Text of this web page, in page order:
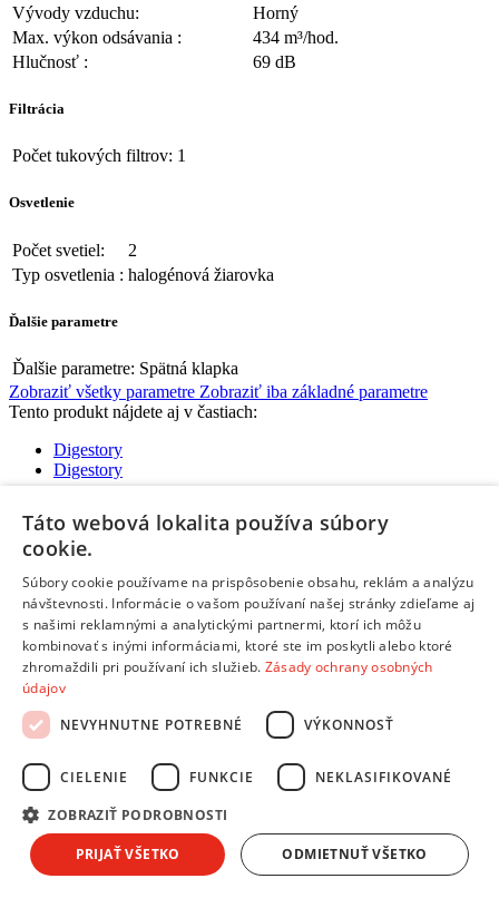
Vývody vzduchu:
Horný
Max. výkon odsávania :
434 m³/hod.
Hlučnosť :
69 dB
Filtrácia
Počet tukových filtrov: 1
Osvetlenie
Počet svetiel:
2
Typ osvetlenia : halogénová žiarovka
Ďalšie parametre
Ďalšie parametre: Spätná klapka
Zobraziť všetky parametre Zobraziť iba základné parametre
Tento produkt nájdete aj v častiach:
Digestory
Digestory
Žiadne dostupné recenzie
Pridať hodnotenie
Hodnotenie produktu: Ariston - Hotpoint HGF 6.5 AM X/HA
nerez vystavený kus
Tvoj email:*
Tvoje meno:
Polia označené hviezdičkou sú povinné
Hodnotenie:*
Odporúčal by si tento produkt svojim známym?
Áno
Nie
Táto webová lokalita používa súbory
cookie.
Súbory cookie používame na prispôsobenie obsahu, reklám a analýzu
návštevnosti. Informácie o vašom používaní našej stránky zdieľame aj
s našimi reklamnými a analytickými partnermi, ktorí ich môžu
kombinovať s inými informáciami, ktoré ste im poskytli alebo ktoré
zhromaždili pri používaní ich služieb. Zásady ochrany osobných
údajov
NEVYHNUTNE POTREBNÉ
VÝKONNOSŤ
CIELENIE FUNKCIE NEKLASIFIKOVANÉ
ZOBRAZIŤ PODROBNOSTI
PRIJAŤ VŠETKO ODMIETNUŤ VŠETKO